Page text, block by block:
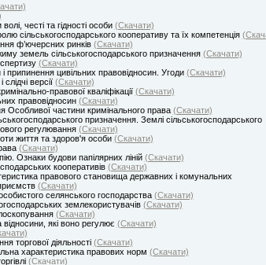
честі та гідності особи (Скачати)
сільськогосподарського кооперативу та їх компетенція
ф’ючерсних ринків (Скачати)
земель сільськогосподарського призначення (Скачати)
(Скачати)
припинення цивільних правовідносин. Угоди (Скачати)
версії (Скачати)
правової кваліфікації (Скачати)
правовідносин (Скачати)
Особливої частини кримінального права (Скачати)
призначення. Землі сільськогосподарського
регулювання (Скачати)
життя та здоров'я особи (Скачати)
(Скачати)
Ознаки будови папілярних ліній (Скачати)
кооперативів (Скачати)
правового становища державних і комунальних
(Скачати)
селянського господарства (Скачати)
землекористувачів (Скачати)
(Скачати)
які воно регулює (Скачати)
торгової діяльності (Скачати)
характеристика правових норм (Скачати)
(Скачати)